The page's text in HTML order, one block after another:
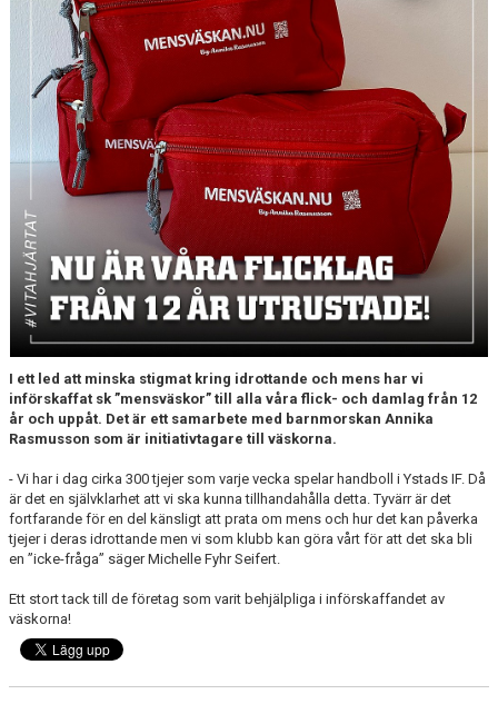
YIF:S NOSTALGOTEK
MEDLEMSKAP
I ett led att minska stigmat kring idrottande och mens har vi
införskaffat sk ”mensväskor” till alla våra flick- och damlag från 12
år och uppåt. Det är ett samarbete med barnmorskan Annika
Rasmusson som är initiativtagare till väskorna.
- Vi har i dag cirka 300 tjejer som varje vecka spelar handboll i Ystads IF. Då
är det en självklarhet att vi ska kunna tillhandahålla detta. Tyvärr är det
fortfarande för en del känsligt att prata om mens och hur det kan påverka
tjejer i deras idrottande men vi som klubb kan göra vårt för att det ska bli
en ”icke-fråga” säger Michelle Fyhr Seifert.
Ett stort tack till de företag som varit behjälpliga i införskaffandet av
väskorna!